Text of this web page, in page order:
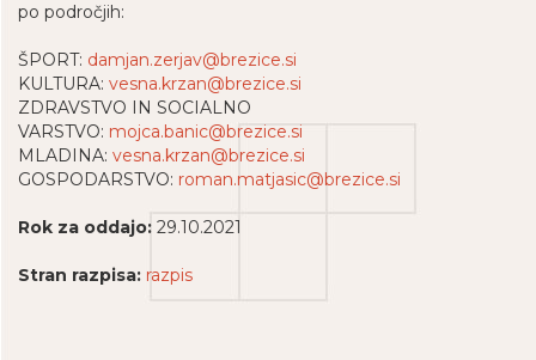
po področjih:
ŠPORT: damjan.zerjav@brezice.si
KULTURA: vesna.krzan@brezice.si
ZDRAVSTVO IN SOCIALNO
VARSTVO: mojca.banic@brezice.si
MLADINA: vesna.krzan@brezice.si
GOSPODARSTVO: roman.matjasic@brezice.si
Rok za oddajo: 29.10.2021
Stran razpisa: razpis